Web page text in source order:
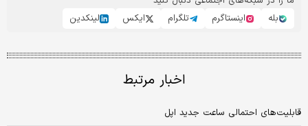
بله
اینستاگرم تلگرام ایکس لینکدین
اخبار مرتبط
قابلیت‌های احتمالی ساعت جدید اپل